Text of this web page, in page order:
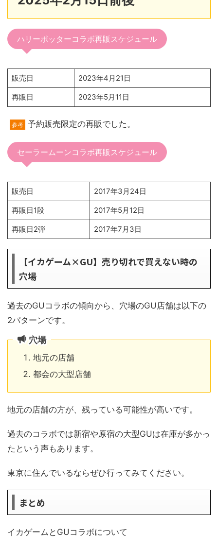
ハリーポッターコラボ再販スケジュール
販売日 2023年4月21日
再販日 2023年5月11日
参考 予約販売限定の再販でした。
セーラームーンコラボ再販スケジュール
販売日 2017年3月24日
再販日1段 2017年5月12日
再販日2弾 2017年7月3日
【イカゲーム×GU】売り切れで買えない時の
穴場
過去のGUコラボの傾向から、穴場のGU店舗は以下の
2パターンです。
穴場
地元の店舗
都会の大型店舗
地元の店舗の方が、残っている可能性が高いです。
過去のコラボでは新宿や原宿の大型GUは在庫が多かっ
たという声もあります。
東京に住んでいるならぜひ行ってみてください。
まとめ
イカゲームとGUコラボについて